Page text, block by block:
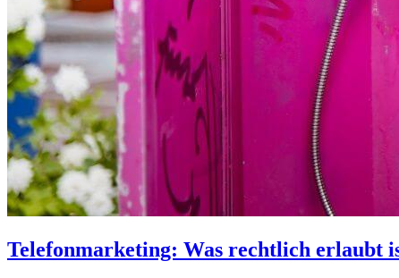
Telefonmarketing: Was rechtlich erlaubt